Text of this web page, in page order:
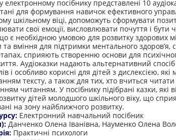
електронному посібнику представлені 10
для формування навичок ефективного
шкільному віці, допоможуть сформувати
свої емоції, висловлювати почуття і бути
є необхідною умовою для розвитку здорових
вміння для підтримки ментального здоров’я,
сприяють створенню основи для
Аудіоказки надають альтернативний
і особливо корисні для дітей з дислексією,
тексту, а також для тих, хто вчиться
читанням. У посібнику підібрані казки, які
дітей молодшого шкільного віку, що
на зону найближчого розвитку.
Електронний навчальний посібник
Данченко Олена Іванівна, Науменко Олена
Практичні психологи